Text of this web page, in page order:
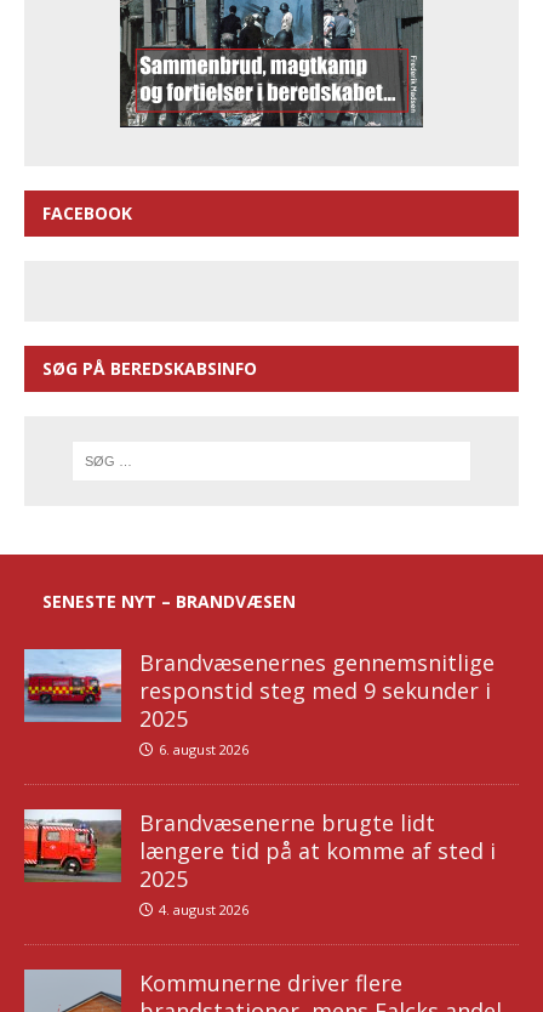
FACEBOOK
SØG PÅ BEREDSKABSINFO
SENESTE NYT – BRANDVÆSEN
Brandvæsenernes gennemsnitlige
responstid steg med 9 sekunder i
2025
6. august 2026
Brandvæsenerne brugte lidt
længere tid på at komme af sted i
2025
4. august 2026
Kommunerne driver flere